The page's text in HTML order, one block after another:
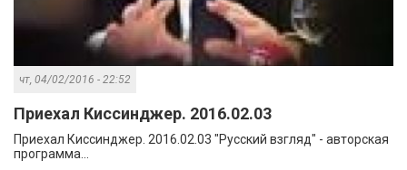
чт, 04/02/2016 - 22:52
Приехал Киссинджер. 2016.02.03
Приехал Киссинджер. 2016.02.03 "Русский взгляд" - авторская
программа...